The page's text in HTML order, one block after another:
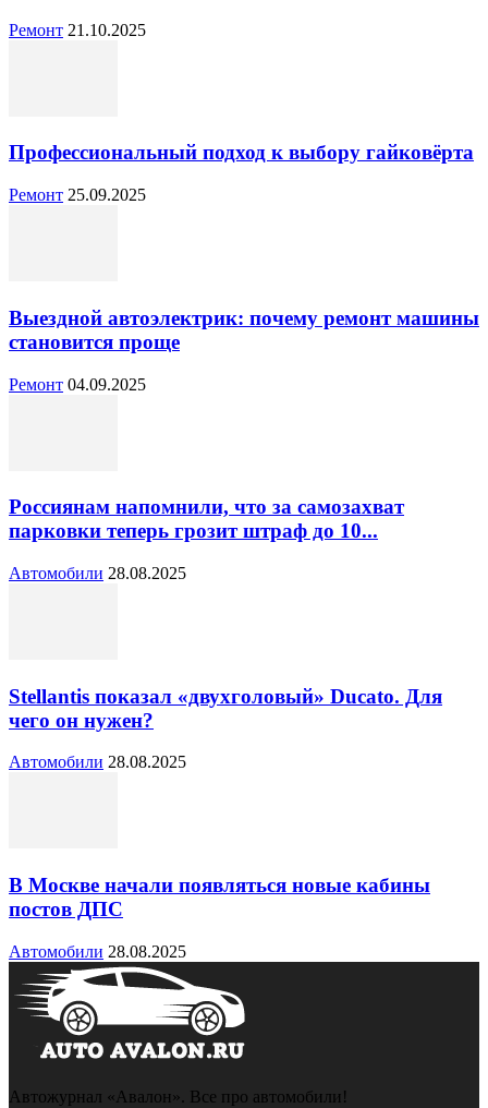
Ремонт 21.10.2025
Профессиональный подход к выбору гайковёрта
Ремонт 25.09.2025
Выездной автоэлектрик: почему ремонт машины
становится проще
Ремонт 04.09.2025
Россиянам напомнили, что за самозахват
парковки теперь грозит штраф до 10...
Автомобили 28.08.2025
Stellantis показал «двухголовый» Ducato. Для
чего он нужен?
Автомобили 28.08.2025
В Москве начали появляться новые кабины
постов ДПС
Автомобили 28.08.2025
Автожурнал «Авалон». Все про автомобили!